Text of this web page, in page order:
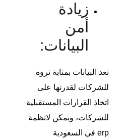
زيادة
أمن
البيانات:
تعد البيانات بمثابة ثروة
للشركات لقدرتها على
اتخاذ القرارات المستقبلية
للشركات، ويمكن لانظمة
erp في السعودية